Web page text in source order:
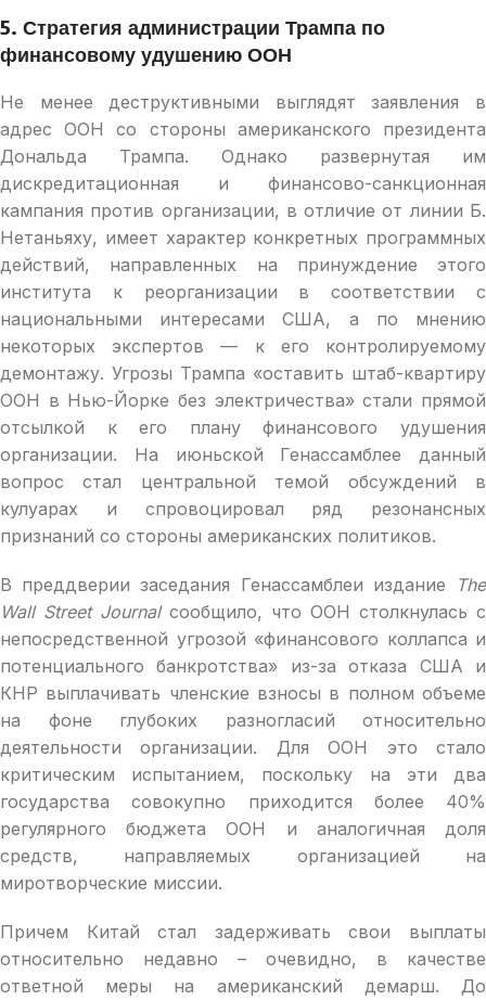
5. Стратегия администрации Трампа по
финансовому удушению ООН
Не менее деструктивными выглядят заявления в
адрес ООН со стороны американского президента
Дональда Трампа. Однако развернутая им
дискредитационная и финансово-санкционная
кампания против организации, в отличие от линии Б.
Нетаньяху, имеет характер конкретных программных
действий, направленных на принуждение этого
института к реорганизации в соответствии с
национальными интересами США, а по мнению
некоторых экспертов — к его контролируемому
демонтажу. Угрозы Трампа «оставить штаб-квартиру
ООН в Нью-Йорке без электричества» стали прямой
отсылкой к его плану финансового удушения
организации. На июньской Генассамблее данный
вопрос стал центральной темой обсуждений в
кулуарах и спровоцировал ряд резонансных
признаний со стороны американских политиков.
В преддверии заседания Генассамблеи издание
The
Wall Street Journalсообщило, что ООН столкнулась с
непосредственной угрозой «финансового коллапса и
потенциального банкротства» из-за отказа США и
КНР выплачивать членские взносы в полном объеме
на фоне глубоких разногласий относительно
деятельности организации. Для ООН это стало
критическим испытанием, поскольку на эти два
государства совокупно приходится более 40%
регулярного бюджета ООН и аналогичная доля
средств, направляемых организацией на
миротворческие миссии.
Причем Китай стал задерживать свои выплаты
относительно недавно – очевидно, в качестве
ответной меры на американский демарш. До